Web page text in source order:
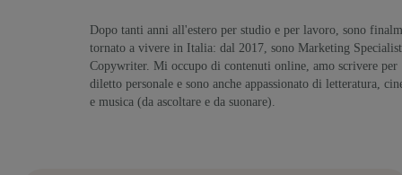
Dopo tanti anni all'estero per studio e per lavoro, sono
tornato a vivere in Italia: dal 2017, sono Marketing
Copywriter. Mi occupo di contenuti online, amo scrivere per
diletto personale e sono anche appassionato di letteratura,
e musica (da ascoltare e da suonare).